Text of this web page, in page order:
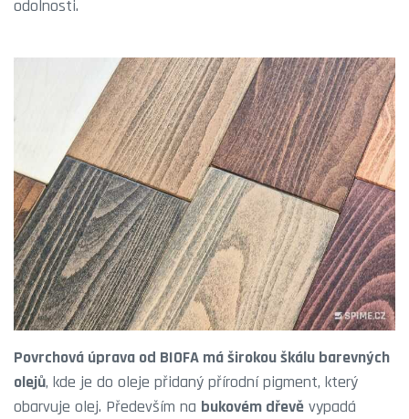
odolnosti.
Povrchová úprava od BIOFA má širokou škálu barevných
olejů, kde je do oleje přidaný přírodní pigment, který
obarvuje olej. Především na bukovém dřevě vypadá